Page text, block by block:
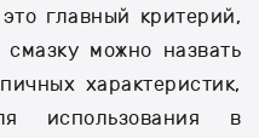
главный критерий,
можно назвать
характеристик,
использования в